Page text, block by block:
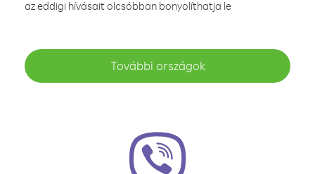
az eddigi hívásait olcsóbban bonyolíthatja le
További országok